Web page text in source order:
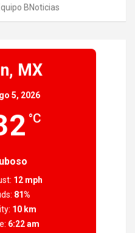
BNoticias
MX
5, 2026
°C
12 mph
81%
10 km
6:22 am